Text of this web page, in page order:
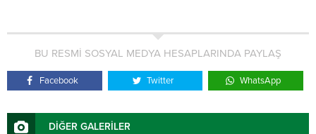
BU RESMİ SOSYAL MEDYA HESAPLARINDA PAYLAŞ
Facebook Twitter WhatsApp
DİĞER GALERİLER